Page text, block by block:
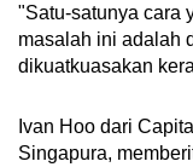
"Satu-satunya cara
masalah ini adalah
dikuatkuasakan
Ivan Hoo dari
Singapura,